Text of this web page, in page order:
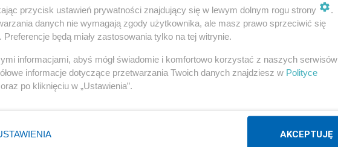
Reklama
groźby agresji rosyjskiej
przycisk ustawień prywatności znajdujący się w lewym dolnym rogu strony
.
danych nie wymagają zgody użytkownika, ale masz prawo sprzeciwić się
będą miały zastosowania tylko na tej witrynie.
informacjami, abyś mógł świadomie i komfortowo korzystać z naszych serwisów
informacje dotyczące przetwarzania Twoich danych znajdziesz w Polityce
oraz po kliknięciu w „Ustawienia”.
AKCEPTUJĘ